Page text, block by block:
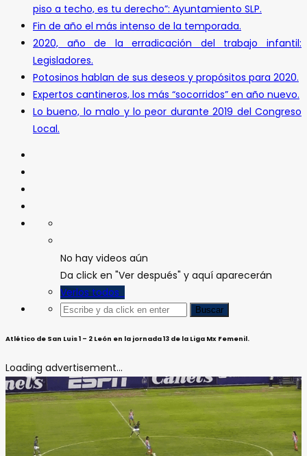
piso a techo, es tu derecho”: Ayuntamiento SLP.
Fin de año el más intenso de la temporada.
2020, año de la erradicación del trabajo infantil:
Legisladores.
Potosinos hablan de sus deseos y propósitos para 2020.
Expertos cantineros, los más “socorridos” en año nuevo.
Lo bueno, lo malo y lo peor durante 2019 del Congreso
Local.
No hay videos aún
Da click en "Ver después" y aquí aparecerán
Verlos todos
Atlético de San Luis 1 – 2 León en la jornada 13 de la Liga Mx Femenil.
Loading advertisement...